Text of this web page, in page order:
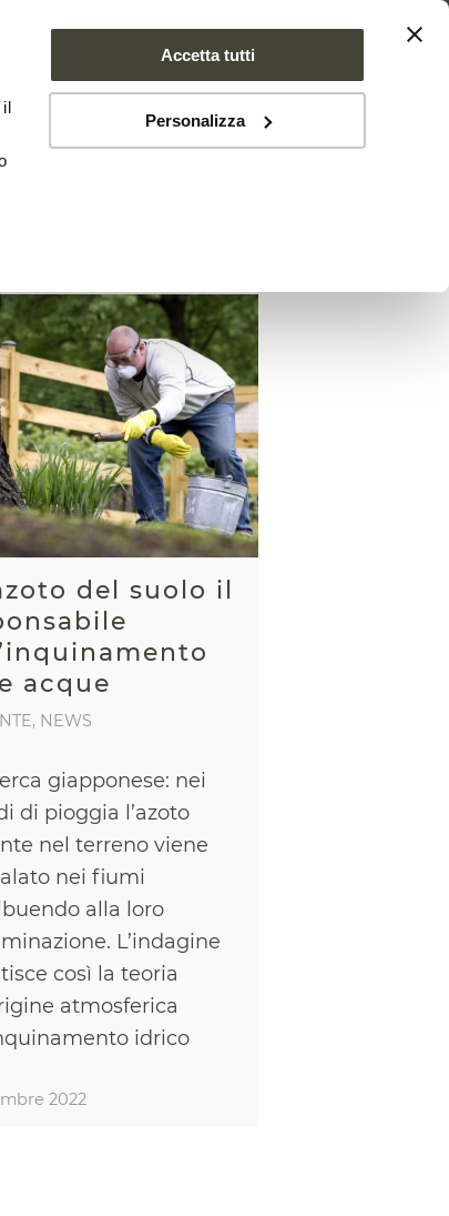
il
Accetta tutti
Personalizza
NEWS CONTATTI
del suolo il
acque
, NEWS
giapponese: nei
di pioggia l’azoto
nel terreno viene
nei fiumi
alla loro
L’indagine
così la teoria
atmosferica
idrico
2022